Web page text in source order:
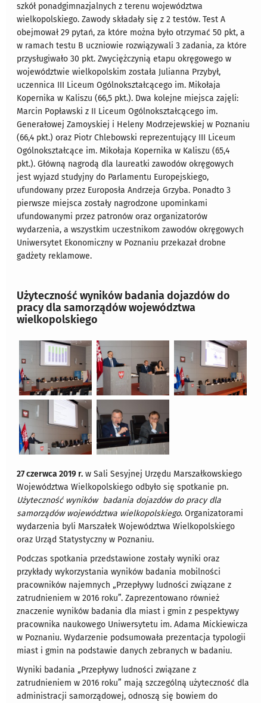
szkół ponadgimnazjalnych z terenu województwa
wielkopolskiego. Zawody składały się z 2 testów. Test A
obejmował 29 pytań, za które można było otrzymać 50 pkt, a
w ramach testu B uczniowie rozwiązywali 3 zadania, za które
przysługiwało 30 pkt. Zwyciężczynią etapu okręgowego w
województwie wielkopolskim została Julianna Przybył,
uczennica III Liceum Ogólnokształcącego im. Mikołaja
Kopernika w Kaliszu (66,5 pkt.). Dwa kolejne miejsca zajęli:
Marcin Popławski z II Liceum Ogólnokształcącego im.
Generałowej Zamoyskiej i Heleny Modrzejewskiej w Poznaniu
(66,4 pkt.) oraz Piotr Chlebowski reprezentujący III Liceum
Ogólnokształcące im. Mikołaja Kopernika w Kaliszu (65,4
pkt.). Główną nagrodą dla laureatki zawodów okręgowych
jest wyjazd studyjny do Parlamentu Europejskiego,
ufundowany przez Europosła Andrzeja Grzyba. Ponadto 3
pierwsze miejsca zostały nagrodzone upominkami
ufundowanymi przez patronów oraz organizatorów
wydarzenia, a wszystkim uczestnikom zawodów okręgowych
Uniwersytet Ekonomiczny w Poznaniu przekazał drobne
gadżety reklamowe.
Użyteczność wyników badania dojazdów do
pracy dla samorządów województwa
wielkopolskiego
27 czerwca 2019 r. w Sali Sesyjnej Urzędu Marszałkowskiego
Województwa Wielkopolskiego odbyło się spotkanie pn.
Użyteczność wyników badania dojazdów do pracy dla
samorządów województwa wielkopolskiego. Organizatorami
wydarzenia byli Marszałek Województwa Wielkopolskiego
oraz Urząd Statystyczny w Poznaniu.
Podczas spotkania przedstawione zostały wyniki oraz
przykłady wykorzystania wyników badania mobilności
pracowników najemnych „Przepływy ludności związane z
zatrudnieniem w 2016 roku”. Zaprezentowano również
znaczenie wyników badania dla miast i gmin z pespektywy
pracownika naukowego Uniwersytetu im. Adama Mickiewicza
w Poznaniu. Wydarzenie podsumowała prezentacja typologii
miast i gmin na podstawie danych zebranych w badaniu.
Wyniki badania „Przepływy ludności związane z
zatrudnieniem w 2016 roku” mają szczególną użyteczność dla
administracji samorządowej, odnoszą się bowiem do